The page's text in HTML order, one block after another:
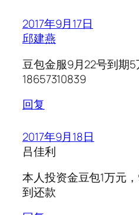
2017年9月17日
邱建燕
豆包金服9月22号到期
18657310839
回复
2017年9月18日
吕佳利
本人投资金豆包1万元
到还款